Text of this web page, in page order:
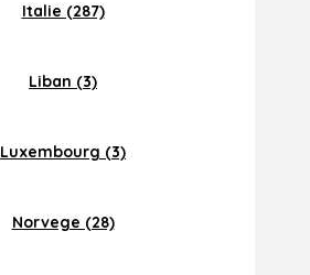
Italie (287)
Liban (3)
Luxembourg (3)
Norvege (28)